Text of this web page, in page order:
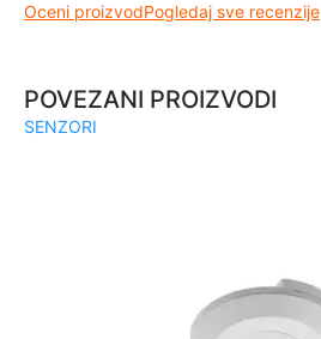
Oceni proizvodPogledaj sve recenzije
POVEZANI PROIZVODI
SENZORI